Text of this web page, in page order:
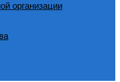
организации